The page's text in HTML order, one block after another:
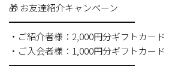
🎁 お友達紹介キャンペーン
━━━━━━━━━━━━━━
・ご紹介者様：2,000円分ギフトカード
・ご入会者様：1,000円分ギフトカード
━━━━━━━━━━━━━━